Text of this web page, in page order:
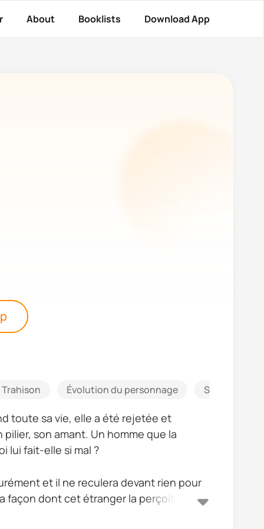
About Booklists Download App
Trahison Évolution du personnage Seconde
toute sa vie, elle a été rejetée et
son amant. Un homme que la
lui fait-elle si mal ?
et il ne reculera devant rien pour
dont cet étranger la perçoit ?